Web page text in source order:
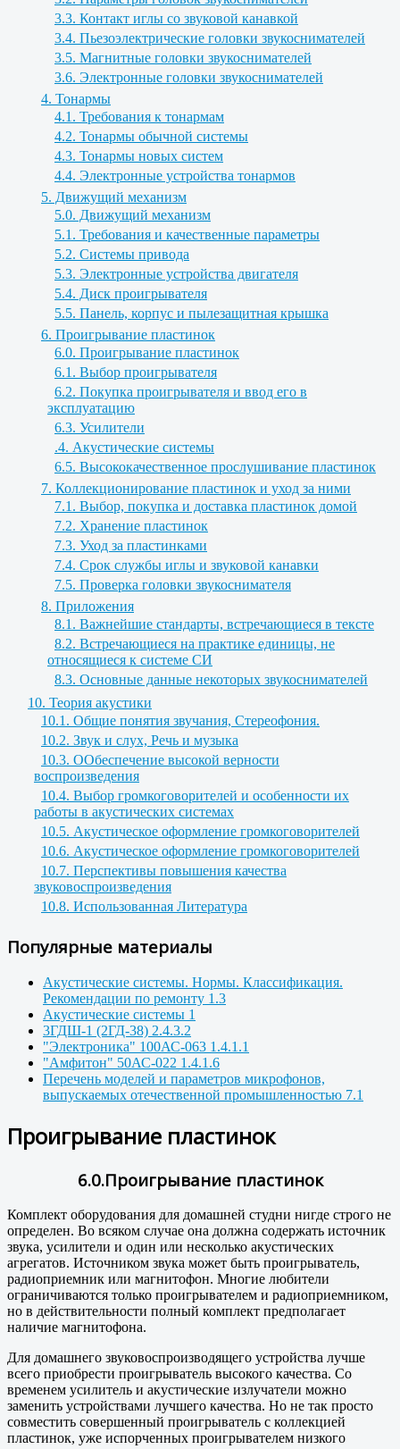
3.3. Контакт иглы со звуковой канавкой
3.4. Пьезоэлектрические головки звукоснимателей
3.5. Магнитные головки звукоснимателей
3.6. Электронные головки звукоснимателей
4. Тонармы
4.1. Требования к тонармам
4.2. Тонармы обычной системы
4.3. Тонармы новых систем
4.4. Электронные устройства тонармов
5. Движущий механизм
5.0. Движущий механизм
5.1. Требования и качественные параметры
5.2. Системы привода
5.3. Электронные устройства двигателя
5.4. Диск проигрывателя
5.5. Панель, корпус и пылезащитная крышка
6. Проигрывание пластинок
6.0. Проигрывание пластинок
6.1. Выбор проигрывателя
6.2. Покупка проигрывателя и ввод его в
эксплуатацию
6.3. Усилители
.4. Акустические системы
6.5. Высококачественное прослушивание пластинок
7. Коллекционирование пластинок и уход за ними
7.1. Выбор, покупка и доставка пластинок домой
7.2. Хранение пластинок
7.3. Уход за пластинками
7.4. Срок службы иглы и звуковой канавки
7.5. Проверка головки звукоснимателя
8. Приложения
8.1. Важнейшие стандарты, встречающиеся в тексте
8.2. Встречающиеся на практике единицы, не
относящиеся к системе СИ
8.3. Основные данные некоторых звукоснимателей
10. Теория акустики
10.1. Общие понятия звучания, Стереофония.
10.2. Звук и слух, Речь и музыка
10.3. ООбеспечение высокой верности
воспроизведения
10.4. Выбор громкоговорителей и особенности их
работы в акустических системах
10.5. Акустическое оформление громкоговорителей
10.6. Акустическое оформление громкоговорителей
10.7. Перспективы повышения качества
звуковоспроизведения
10.8. Использованная Литература
Популярные материалы
Акустические системы. Нормы. Классификация.
Рекомендации по ремонту 1.3
Акустические системы 1
3ГДШ-1 (2ГД-38) 2.4.3.2
"Электроника" 100АС-063 1.4.1.1
"Амфитон" 50АС-022 1.4.1.6
Перечень моделей и параметров микрофонов,
выпускаемых отечественной промышленностью 7.1
Проигрывание пластинок
6.0.Проигрывание пластинок
Комплект оборудования для домашней студни нигде строго не
определен. Во всяком случае она должна содержать источник
звука, усилители и один или несколько акустических
агрегатов. Источником звука может быть проигрыватель,
радиоприемник или магнитофон. Многие любители
ограничиваются только проигрывателем и радиоприемником,
но в действительности полный комплект предполагает
наличие магнитофона.
Для домашнего звуковоспроизводящего устройства лучше
всего приобрести проигрыватель высокого качества. Со
временем усилитель и акустические излучатели можно
заменить устройствами лучшего качества. Но не так просто
совместить совершенный проигрыватель с коллекцией
пластинок, уже испорченных проигрывателем низкого